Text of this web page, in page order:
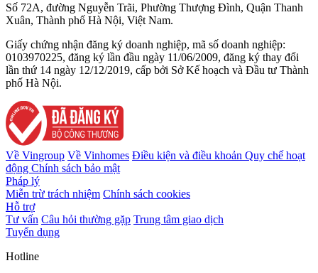
Số 72A, đường Nguyễn Trãi, Phường Thượng Đình, Quận Thanh
Xuân, Thành phố Hà Nội, Việt Nam.
Giấy chứng nhận đăng ký doanh nghiệp, mã số doanh nghiệp:
0103970225, đăng ký lần đầu ngày 11/06/2009, đăng ký thay đổi
lần thứ 14 ngày 12/12/2019, cấp bởi Sở Kế hoạch và Đầu tư Thành
phố Hà Nội.
Về Vingroup Về Vinhomes Điều kiện và điều khoản Quy chế hoạt
động Chính sách bảo mật
Pháp lý
Miễn trừ trách nhiệm Chính sách cookies
Hỗ trợ
Tư vấn Câu hỏi thường gặp Trung tâm giao dịch
Tuyển dụng
Hotline